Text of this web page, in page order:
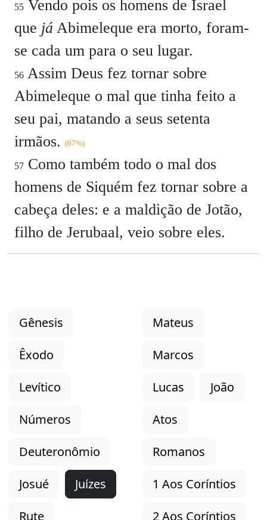
55 Vendo pois os homens de Israel
que já Abimeleque era morto, foram-
se cada um para o seu lugar.
56 Assim Deus fez tornar sobre
Abimeleque o mal que tinha feito a
seu pai, matando a seus setenta
irmãos. (67%)
57 Como também todo o mal dos
homens de Siquém fez tornar sobre a
cabeça deles: e a maldição de Jotão,
filho de Jerubaal, veio sobre eles.
Gênesis
Êxodo
Levítico
Números
Deuteronômio
Josué
Juízes
Rute
Mateus
Marcos
Lucas
João
Atos
Romanos
1 Aos Coríntios
2 Aos Coríntios